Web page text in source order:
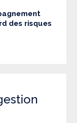
des risques